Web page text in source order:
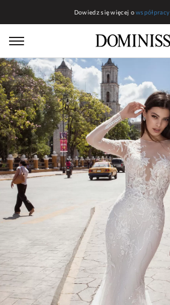
Dowiedz się więcej owspółpracy
Linias DOMINISS